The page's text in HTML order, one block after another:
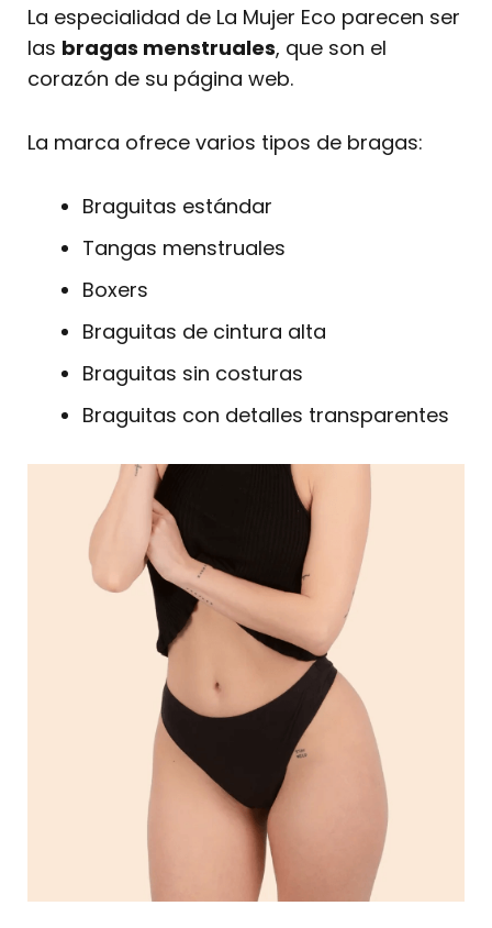
La especialidad de La Mujer Eco parecen ser
las bragas menstruales, que son el
corazón de su página web.
La marca ofrece varios tipos de bragas:
Braguitas estándar
Tangas menstruales
Boxers
Braguitas de cintura alta
Braguitas sin costuras
Braguitas con detalles transparentes